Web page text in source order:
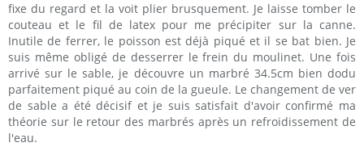
fixe du regard et la voit plier brusquement. Je laisse tomber le
couteau et le fil de latex pour me précipiter sur la canne.
Inutile de ferrer, le poisson est déjà piqué et il se bat bien. Je
suis même obligé de desserrer le frein du moulinet. Une fois
arrivé sur le sable, je découvre un marbré 34.5cm bien dodu
parfaitement piqué au coin de la gueule. Le changement de ver
de sable a été décisif et je suis satisfait d'avoir confirmé ma
théorie sur le retour des marbrés après un refroidissement de
l'eau.